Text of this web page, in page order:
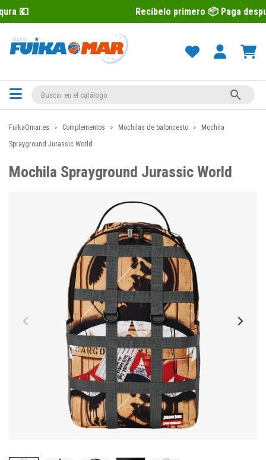
Recíbelo primero 📦 Paga después con

FuikaOmar.es Complementos Mochilas de baloncesto
Mochila
Sprayground Jurassic World
Mochila Sprayground Jurassic World